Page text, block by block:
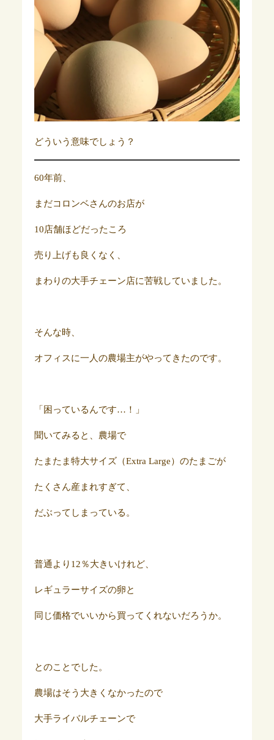
どういう意味でしょう？
60年前、
まだコロンベさんのお店が
10店舗ほどだったころ
売り上げも良くなく、
まわりの大手チェーン店に苦戦していました。
そんな時、
オフィスに一人の農場主がやってきたのです。
「困っているんです…！」
聞いてみると、農場で
たまたま特大サイズ（Extra Large）のたまごが
たくさん産まれすぎて、
だぶってしまっている。
普通より12％大きいけれど、
レギュラーサイズの卵と
同じ価格でいいから買ってくれないだろうか。
とのことでした。
農場はそう大きくなかったので
大手ライバルチェーンで